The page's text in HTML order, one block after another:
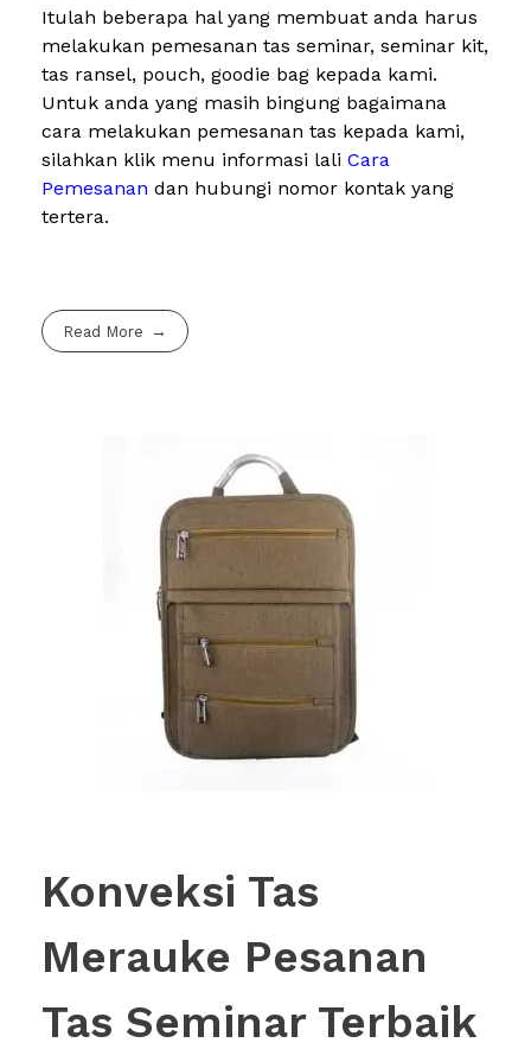
Itulah beberapa hal yang membuat anda harus
melakukan pemesanan tas seminar, seminar kit,
tas ransel, pouch, goodie bag kepada kami.
Untuk anda yang masih bingung bagaimana
cara melakukan pemesanan tas kepada kami,
silahkan klik menu informasi lali Cara
Pemesanan dan hubungi nomor kontak yang
tertera.
Read More
Konveksi Tas
Merauke Pesanan
Tas Seminar Terbaik